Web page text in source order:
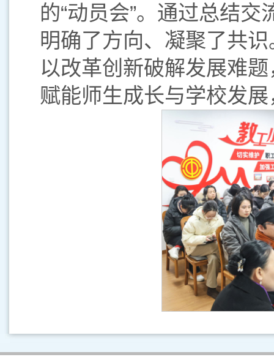
的“动员会”。通过总结
明确了方向、凝聚了共
以改革创新破解发展难
赋能师生成长与学校发